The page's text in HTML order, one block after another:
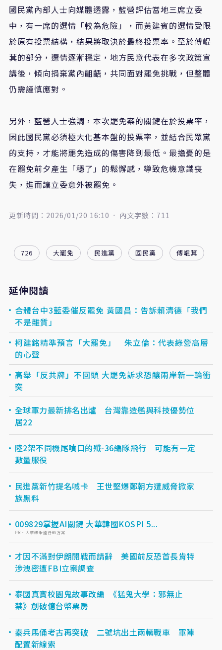
國民黨內部人士向媒體透露，藍營評估當地三席立委
中，有一席的選情「較為危險」，而黃建賓的選情受限
於原有投票結構，結果將取決於最終投票率。至於傅崐
萁的部分，選情逐漸穩定，地方民意代表在多次政策宣
講後，傾向捐棄黨內齟齬，共同面對罷免挑戰，但整體
仍需謹慎應對。
另外，藍營人士強調，本次罷免案的關鍵在於投票率，
因此國民黨必須極大化基本盤的投票率，並結合民眾黨
的支持，才能將罷免造成的傷害降到最低。最擔憂的是
在罷免前夕產生「穩了」的鬆懈感，導致危機意識喪
失，進而讓立委意外被罷免。
更新時間：2026/01/20 16:10 內文字數：711
726 大罷免 民進黨 國民黨 傅崐萁
延伸閱讀
合體台中3藍委催反罷免 黃國昌：告訴賴清德「我們
不是雜質」
柯建銘精準預言「大罷免」 朱立倫：代表綠營高層
的心聲
高舉「反共牌」不回頭 大罷免訴求恐釀兩岸新一輪衝
突
全球軍力最新排名出爐 台灣靠造艦與科技優勢位
居22
陸2架不同機尾噴口的殲-36編隊飛行 可能有一定
數量服役
民進黨新竹提名喊卡 王世堅爆鄭朝方遭威脅掀家
族黑料
009829掌握AI關鍵 大華韓國KOSPI 5...
PR・大華銀全能行銷方案
才因不滿對伊朗開戰而請辭 美國前反恐首長肯特
涉洩密遭FBI立案調查
泰國真實校園鬼故事改編 《猛鬼大學：邪無止
禁》創破億台幣票房
秦兵馬俑考古再突破 二號坑出土兩輛戰車 軍陣
配置新線索